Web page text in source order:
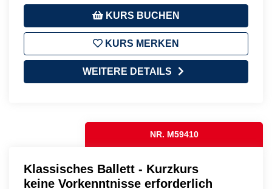
KURS BUCHEN
KURS MERKEN
WEITERE DETAILS
NR. M59410
Klassisches Ballett - Kurzkurs
keine Vorkenntnisse erforderlich